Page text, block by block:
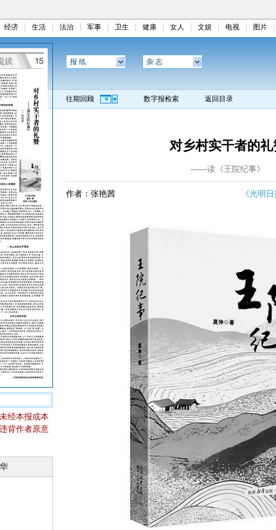
经济 生活 法治 军事 卫生 健康 女人 文娱 电视 图片
经本报或本
背作者原意
报 纸 杂 志
往期回顾 数字报检索 返回目录
对乡村实干者的礼
——读《王院纪事》
作者：张艳茜 《光明